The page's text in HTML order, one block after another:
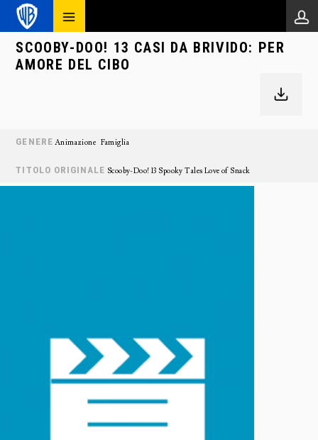
SCOOBY-DOO! 13 CASI DA BRIVIDO: PER
AMORE DEL CIBO
GENERE Animazione Famiglia
TITOLO ORIGINALE Scooby-Doo! 13 Spooky Tales Love of Snack